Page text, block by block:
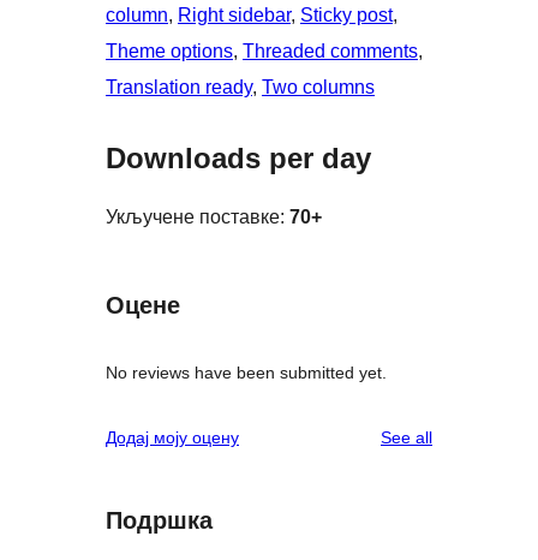
column, Right sidebar, Sticky post
Theme options, Threaded comments
Translation ready, Two columns
Downloads per day
Укључене поставке: 70+
Оцене
No reviews have been submitted yet.
Додај моју оцену See allreviews
Подршка